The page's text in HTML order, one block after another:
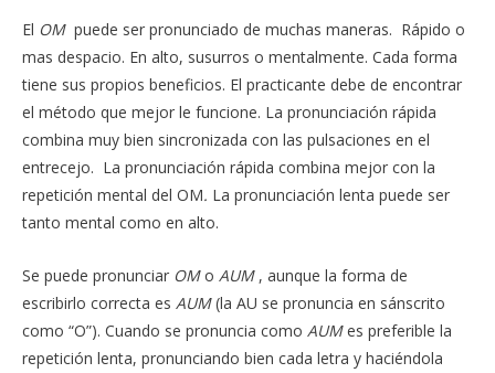
El OMpuede ser pronunciado de muchas maneras. Rápido o
mas despacio. En alto, susurros o mentalmente. Cada forma
tiene sus propios beneficios. El practicante debe de encontrar
el método que mejor le funcione. La pronunciación rápida
combina muy bien sincronizada con las pulsaciones en el
entrecejo. La pronunciación rápida combina mejor con la
repetición mental del OM. La pronunciación lenta puede ser
tanto mental como en alto.
Se puede pronunciar OMo AUM, aunque la forma de
escribirlo correcta es AUM(la AU se pronuncia en sánscrito
como “O”). Cuando se pronuncia como AUMes preferible la
repetición lenta, pronunciando bien cada letra y haciéndola